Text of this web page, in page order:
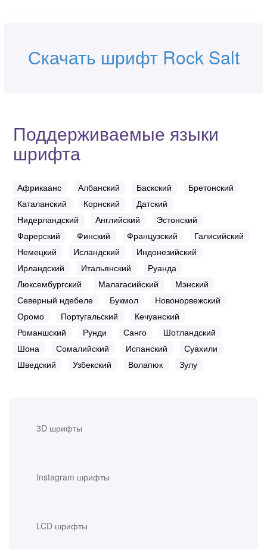
3D шрифты
Instagram шрифты
LCD шрифты
Скачать шрифт Rock Salt
Поддерживаемые языки
шрифта
Африкаанс Албанский Баскский
Бретонский
Каталанский
Корнский
Датский
Нидерландский
Английский
Эстонский
Фарерский
Финский Французский
Галисийский
Немецкий
Исландский
Индонезийский
Ирландский
Итальянский
Руанда
Люксембургский
Малагасийский
Мэнский
Северный ндебеле
Букмол
Новонорвежский
Оромо
Португальский
Кечуанский
Романшский
Рунди Санго
Шотландский
Шона
Сомалийский Испанский
Суахили
Шведский
Узбекский Волапюк Зулу